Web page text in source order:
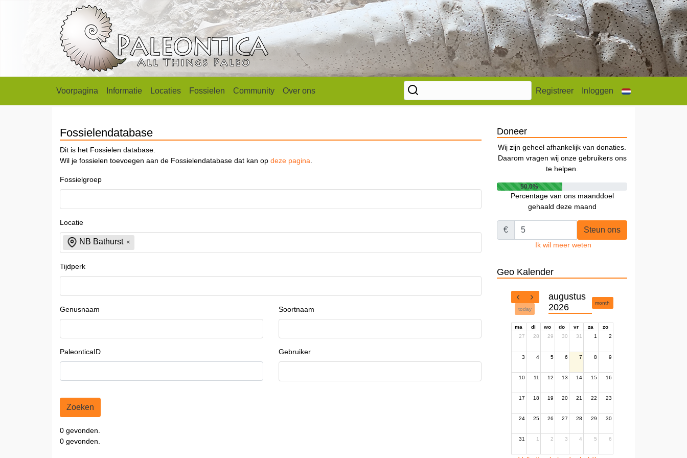
Voorpagina Informatie Locaties Fossielen Community Over ons Registreer Inloggen
Fossielendatabase
Dit is het Fossielen database.
Wil je fossielen toevoegen aan de Fossielendatabase dat kan op deze pagina
Fossielgroep
Locatie
NB Bathurst
Tijdperk
Genusnaam Soortnaam
PaleonticaID Gebruiker
Zoeken
0 gevonden.
0 gevonden.
Doneer
Wij zijn geheel afhankelijk van donaties.
Daarom vragen wij onze gebruikers ons
te helpen.
50.0%
Percentage van ons maanddoel
gehaald deze maand
€ Steun ons
Ik wil meer weten
Geo Kalender
today
augustus
2026
month
ma di wo do vr za
zo
27
28 29 30 31 1 2
3 4 5 6 7 8 9
10 11 12 13 14 15 16
17 18 19 20 21 22 23
24 25 26 27 28 29 30
31 1 2 3 4 5 6